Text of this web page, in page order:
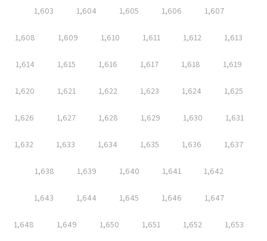
1,603 1,604 1,605 1,606 1,607
1,608 1,609 1,610 1,611 1,612 1,613
1,614 1,615 1,616 1,617 1,618 1,619
1,620 1,621 1,622 1,623 1,624 1,625
1,626 1,627 1,628 1,629 1,630 1,631
1,632 1,633 1,634 1,635 1,636 1,637
1,638 1,639 1,640 1,641 1,642
1,643 1,644 1,645 1,646 1,647
1,648 1,649 1,650 1,651 1,652 1,653